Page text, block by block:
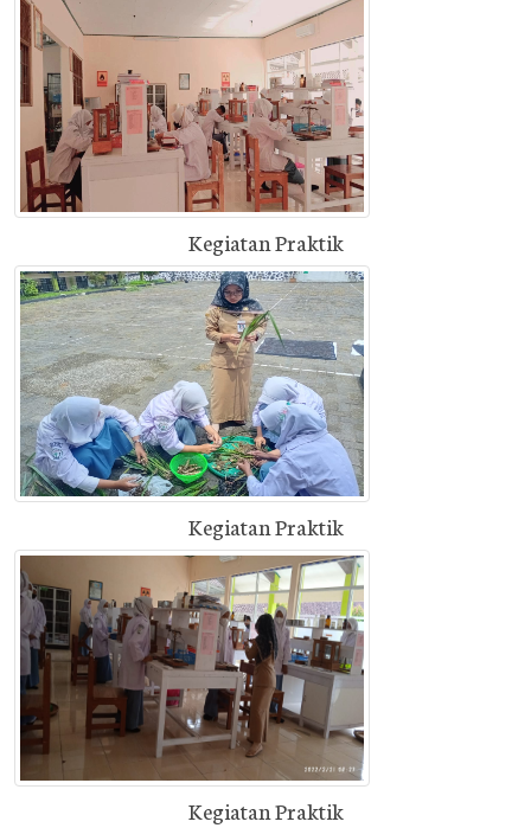
Kegiatan Praktik
Kegiatan Praktik
Kegiatan Praktik